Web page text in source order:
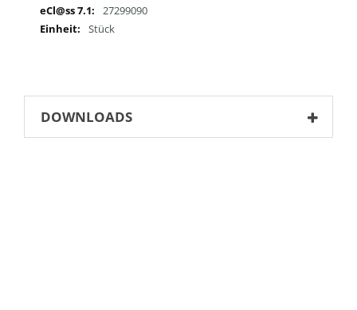
27299090
Stück
DOWNLOADS